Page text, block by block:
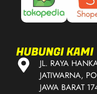
HUBUNGI KAMI
JL. RAYA
JATIWARNA,
JAWA BARAT